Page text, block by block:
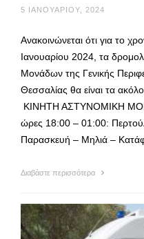
5 ΙΑΝΟΥΑΡΊΟΥ, 2024
Ανακοινώνεται ότι για το
Ιανουαρίου 2024, τα
Μονάδων της Γενικής
Θεσσαλίας θα είναι τα
ΚΙΝΗΤΗ ΑΣΤΥΝΟΜΙΚΗ
ώρες 18:00 – 01:00:
Παρασκευή – Μηλιά –
Διαβάστε περισσότερα